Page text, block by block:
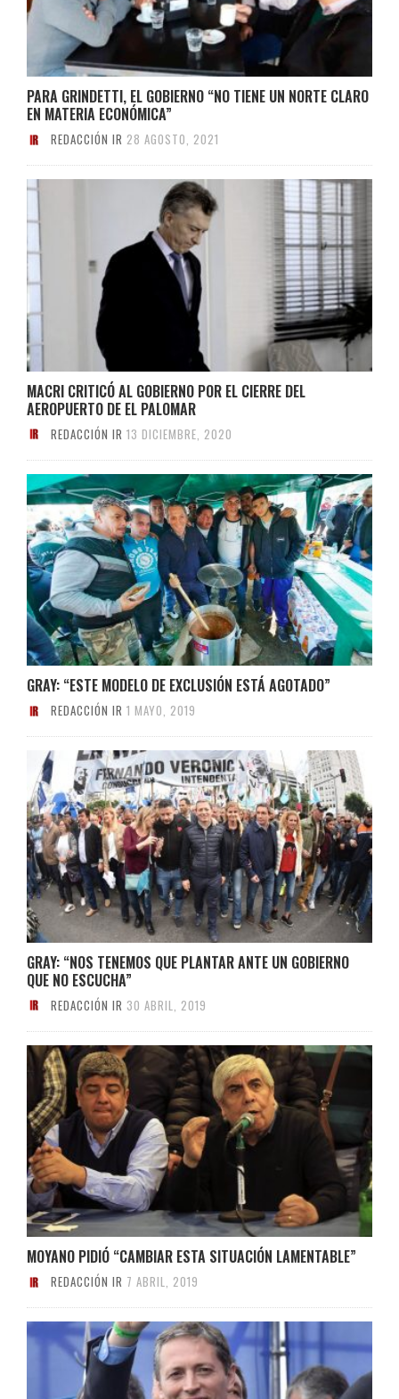
PARA GRINDETTI, EL GOBIERNO “NO TIENE UN NORTE CLARO
EN MATERIA ECONÓMICA”
REDACCIÓN IR 28 AGOSTO, 2021
MACRI CRITICÓ AL GOBIERNO POR EL CIERRE DEL
AEROPUERTO DE EL PALOMAR
REDACCIÓN IR 13 DICIEMBRE, 2020
GRAY: “ESTE MODELO DE EXCLUSIÓN ESTÁ AGOTADO”
REDACCIÓN IR 1 MAYO, 2019
GRAY: “NOS TENEMOS QUE PLANTAR ANTE UN GOBIERNO
QUE NO ESCUCHA”
REDACCIÓN IR 30 ABRIL, 2019
MOYANO PIDIÓ “CAMBIAR ESTA SITUACIÓN LAMENTABLE”
REDACCIÓN IR 7 ABRIL, 2019